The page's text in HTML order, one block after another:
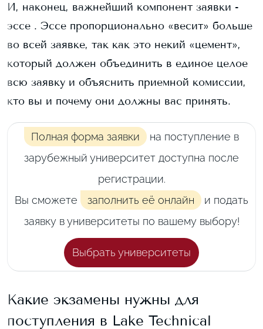
И, наконец, важнейший компонент заявки -
эссе . Эссе пропорционально «весит» больше
во всей заявке, так как это некий «цемент»,
который должен объединить в единое целое
всю заявку и объяснить приемной комиссии,
кто вы и почему они должны вас принять.
Полная форма заявки
на поступление в
зарубежный университет доступна после
регистрации.
Вы сможете
заполнить её онлайн
и подать
заявку в университеты по вашему выбору!
Выбрать университеты
Какие экзамены нужны для
поступления в Lake Technical